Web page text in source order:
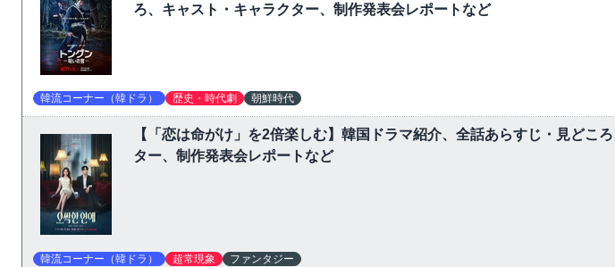
ろ、キャスト・キャラクター、制作発表会レポートなど
韓流コーナー（韓ドラ） 歴史・時代劇 朝鮮時代
【「恋は命がけ」を2倍楽しむ】韓国ドラマ紹介、全話あらすじ・見どこ
ター、制作発表会レポートなど
韓流コーナー（韓ドラ） 超常現象 ファンタジー